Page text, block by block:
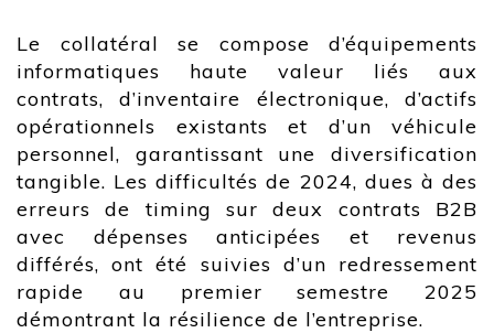
Le collatéral se compose d’équipements
informatiques haute valeur liés aux
contrats, d’inventaire électronique, d’actifs
opérationnels existants et d’un véhicule
personnel, garantissant une diversification
tangible. Les difficultés de 2024, dues à des
erreurs de timing sur deux contrats B2B
avec dépenses anticipées et revenus
différés, ont été suivies d’un redressement
rapide au premier semestre 2025
démontrant la résilience de l’entreprise.